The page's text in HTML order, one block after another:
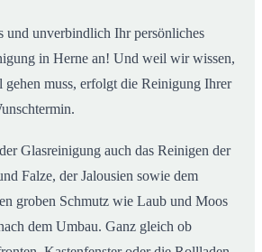
und unverbindlich Ihr persönliches
in Herne an! Und weil wir wissen,
gehen muss, erfolgt die Reinigung Ihrer
Glasreinigung auch das Reinigen der
Falze, der Jalousien sowie dem
groben Schmutz wie Laub und Moos
dem Umbau. Ganz gleich ob